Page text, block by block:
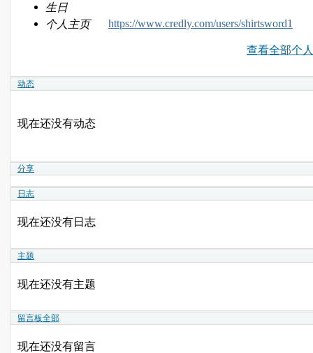
生日
个人主页
https://www.credly.com/users/shirtsword1
查看全部个
动态
现在还没有动态
分享
日志
现在还没有日志
主题
现在还没有主题
留言板全部
现在还没有留言